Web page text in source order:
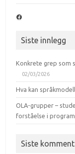
Facebook
Siste innlegg
Konkrete grep som
02/03/2026
Hva kan
OLA-grupper –
forståelse i
Siste